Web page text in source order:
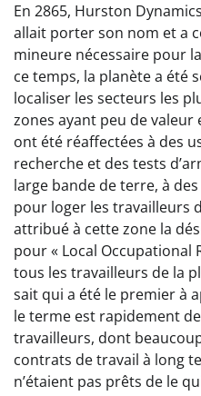
En 2865, Hurston
allait porter son nom et a
mineure nécessaire pour
ce temps, la planète a été
localiser les secteurs les
zones ayant peu de
ont été réaffectées à des
recherche et des tests
large bande de terre, à
pour loger les travailleurs
attribué à cette zone la
pour « Local Occupational
tous les travailleurs de la
sait qui a été le premier à
le terme est rapidement
travailleurs, dont
contrats de travail à long
n’étaient pas prêts de le